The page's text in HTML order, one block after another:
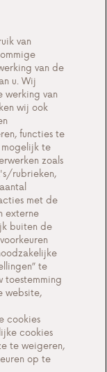
van
van de
u. Wij
werking van
wij ook
functies te
te
zoals
rubrieken,
met de
externe
buiten de
te
toestemming
website,
cookies
cookies
te weigeren,
op te